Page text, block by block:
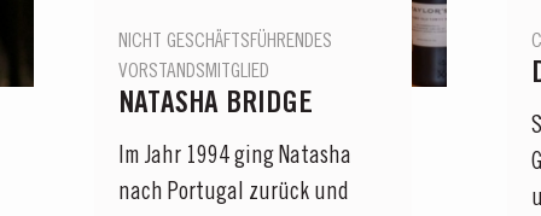
NICHT GESCHÄFTSFÜHRENDES
VORSTANDSMITGLIED
NATASHA BRIDGE
Im Jahr 1994 ging Natasha
nach Portugal zurück und